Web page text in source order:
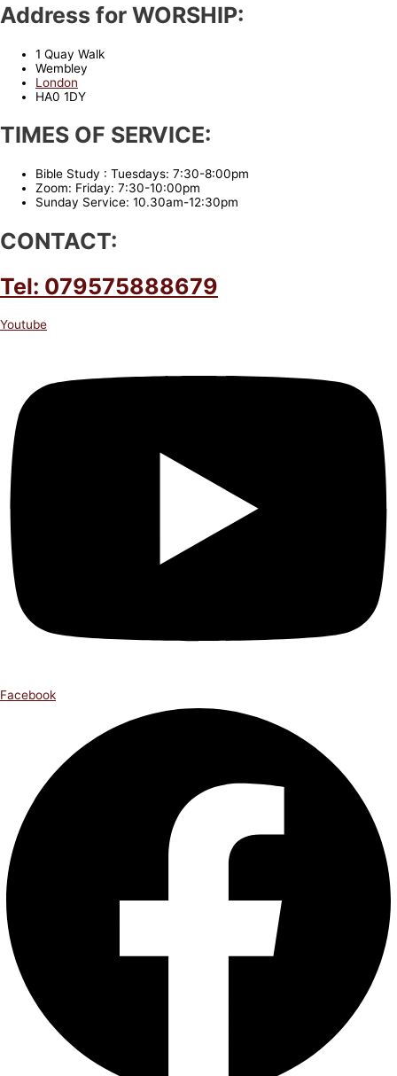
Address for WORSHIP:
1 Quay Walk
Wembley
London
HA0 1DY
TIMES OF SERVICE:
Bible Study : Tuesdays: 7:30-8:00pm
Zoom: Friday: 7:30-10:00pm
Sunday Service: 10.30am-12:30pm
CONTACT:
Tel: 079575888679
Youtube
Facebook